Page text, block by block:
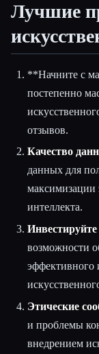
Лучшие
**Начните с
постепенно
отзывов.
Качество
данных для
максимизации
интеллекта.
Инвестируйте
возможности
эффективного
Этические
и проблемы
внедрением